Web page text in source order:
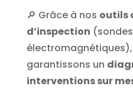
🔎 Grâce à nos outils
d’inspection
garantissons un
interventions sur